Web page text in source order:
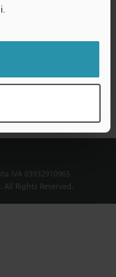
IVA 03932910965
All Rights Reserved.